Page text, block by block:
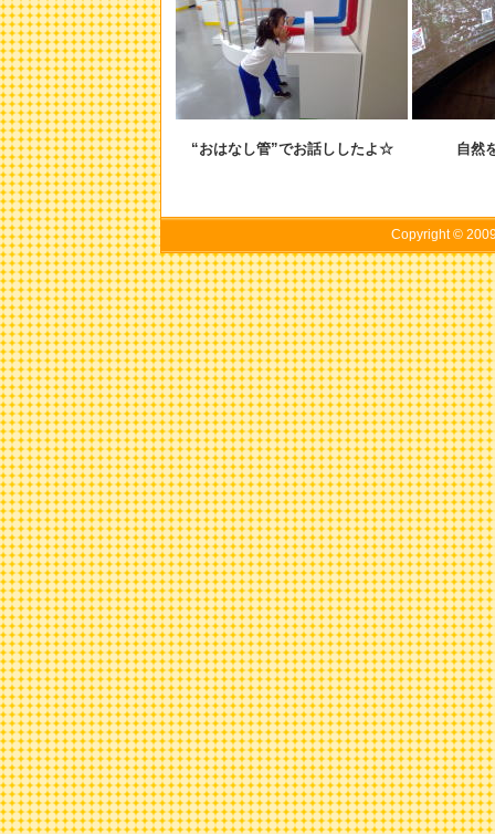
“おはなし管”でお話ししたよ☆ 自然
Copyright ©